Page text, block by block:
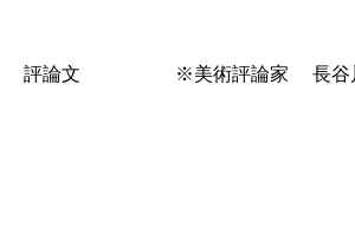
評論文 ※美術評論家 長谷